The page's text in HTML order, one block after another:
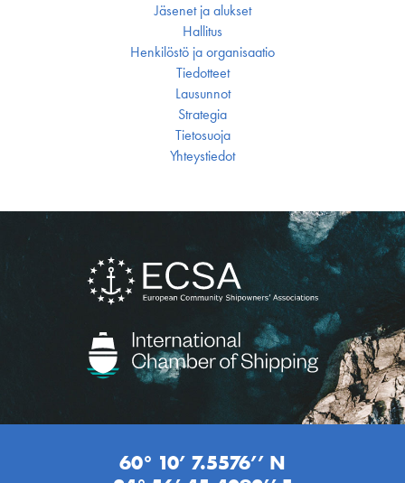
Jäsenet ja alukset
Hallitus
Henkilöstö ja organisaatio
Tiedotteet
Lausunnot
Strategia
Tietosuoja
Yhteystiedot
60° 10’ 7.5576’’ N